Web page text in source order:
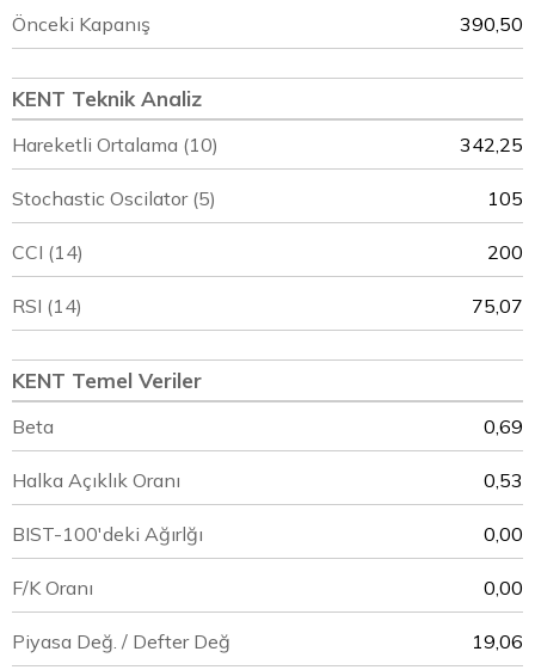
Önceki Kapanış 390,50
KENT Teknik Analiz
Hareketli Ortalama (10) 342,25
Stochastic Oscilator (5) 105
CCI (14) 200
RSI (14) 75,07
KENT Temel Veriler
Beta 0,69
Halka Açıklık Oranı 0,53
BIST-100'deki Ağırlğı 0,00
F/K Oranı 0,00
Piyasa Değ. / Defter Değ 19,06